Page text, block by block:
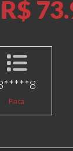
R$
Placa